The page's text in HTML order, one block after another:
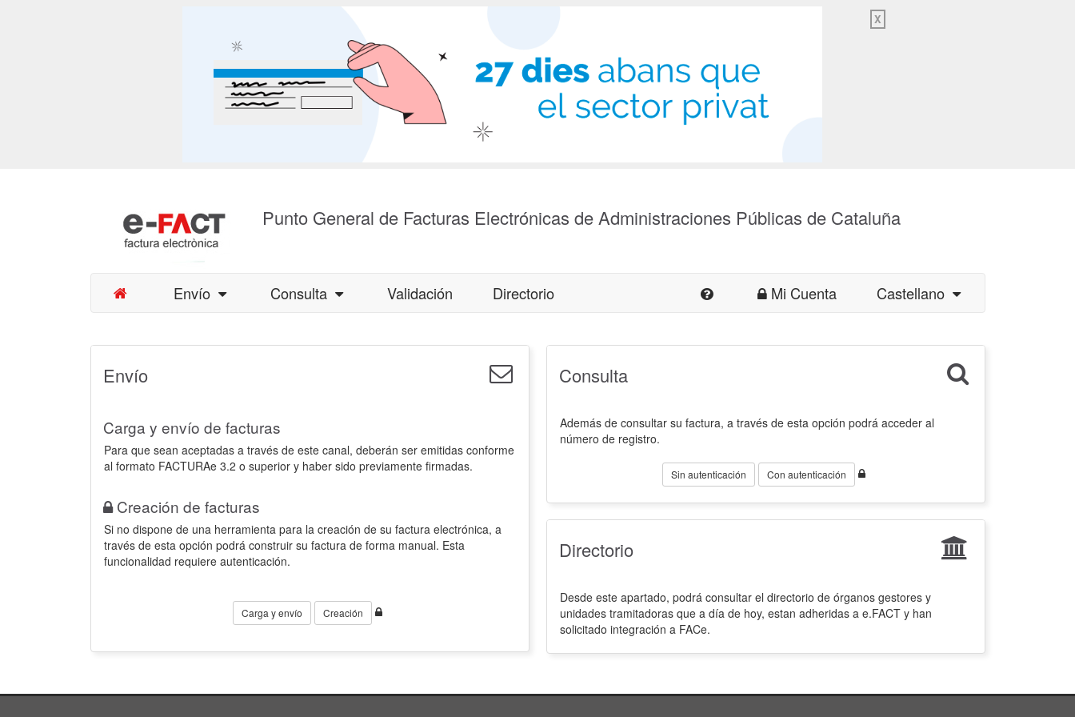
X
Punto General de Facturas Electrónicas de Administraciones Públicas de Cataluña
Envío Consulta Validación Directorio Mi Cuenta Castellano
Envío
Carga y envío de facturas
Para que sean aceptadas a través de este canal, deberán ser emitidas conforme
al formato FACTURAe 3.2 o superior y haber sido previamente firmadas.
Creación de facturas
Si no dispone de una herramienta para la creación de su factura electrónica, a
través de esta opción podrá construir su factura de forma manual. Esta
funcionalidad requiere autenticación.
Carga y envío Creación
Consulta
Además de consultar su factura, a través de esta opción podrá acceder al
número de registro.
Sin autenticación Con autenticación
Directorio
Desde este apartado, podrá consultar el directorio de órganos gestores y
unidades tramitadoras que a día de hoy, estan adheridas a e.FACT y han
solicitado integración a FACe.